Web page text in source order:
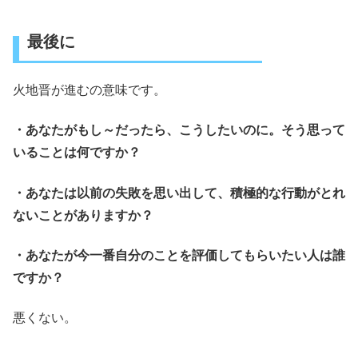
最後に
火地晋が進むの意味です。
・あなたがもし～だったら、こうしたいのに。そう思って
いることは何ですか？
・あなたは以前の失敗を思い出して、積極的な行動がとれ
ないことがありますか？
・あなたが今一番自分のことを評価してもらいたい人は誰
ですか？
悪くない。